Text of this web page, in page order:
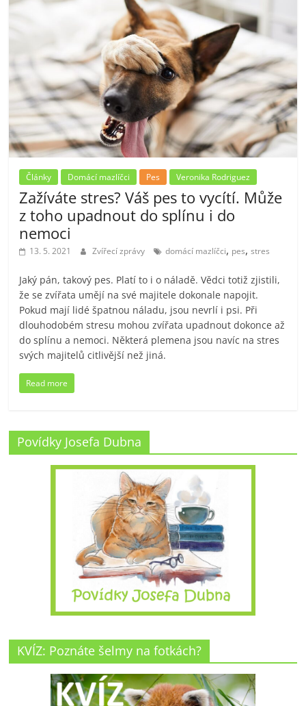
Články Domácí mazlíčci Pes Veronika Rodriguez
Zažíváte stres? Váš pes to vycítí. Může
z toho upadnout do splínu i do
nemoci
13. 5. 2021 Zvířecí zprávy domácí mazlíčci, pes,stres
Jaký pán, takový pes. Platí to i o náladě. Vědci totiž zjistili,
že se zvířata umějí na své majitele dokonale napojit.
Pokud mají lidé špatnou náladu, jsou nevrlí i psi. Při
dlouhodobém stresu mohou zvířata upadnout dokonce až
do splínu a nemoci. Některá plemena jsou navíc na stres
svých majitelů citlivější než jiná.
Read more
Povídky Josefa Dubna
KVÍZ: Poznáte šelmy na fotkách?